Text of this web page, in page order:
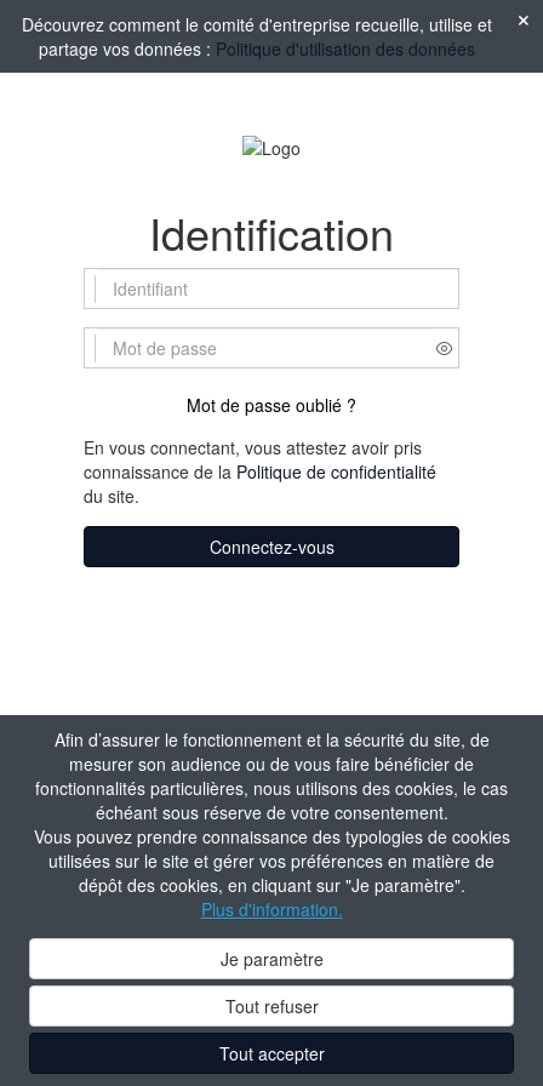
Afin d’assurer le fonctionnement et la sécurité du site, de
mesurer son audience ou de vous faire bénéficier de
fonctionnalités particulières, nous utilisons des cookies, le cas
échéant sous réserve de votre consentement.
Vous pouvez prendre connaissance des typologies de cookies
utilisées sur le site et gérer vos préférences en matière de
dépôt des cookies, en cliquant sur "Je paramètre".
Plus d'information.
Je paramètre
Tout refuser
Tout accepter
Découvrez comment le comité d'entreprise recueille, utilise et
partage vos données : Politique d'utilisation des données
Identification
Mot de passe oublié ?
En vous connectant, vous attestez avoir pris
connaissance de la Politique de confidentialité
du site.
Connectez-vous